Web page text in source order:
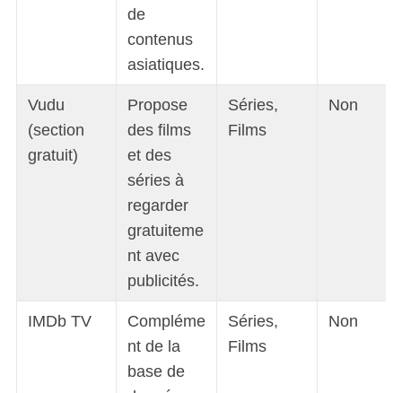
de
contenus
asiatiques.
Vudu
(section
gratuit)
Propose
des films
et des
séries à
regarder
gratuiteme
nt avec
publicités.
Séries,
Films
Non
IMDb TV
Compléme
nt de la
base de
Séries,
Films
Non